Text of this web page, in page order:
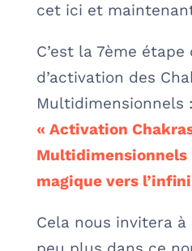
cet ici et
C’est la 7ème
d’activation des
Multidimensionnels :
« Activation
Multidimensionnels
magique vers
Cela nous invitera